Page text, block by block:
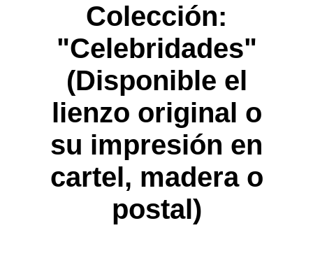
Colección:
"Celebridades"
(Disponible el
lienzo original o
su impresión en
cartel, madera o
postal)